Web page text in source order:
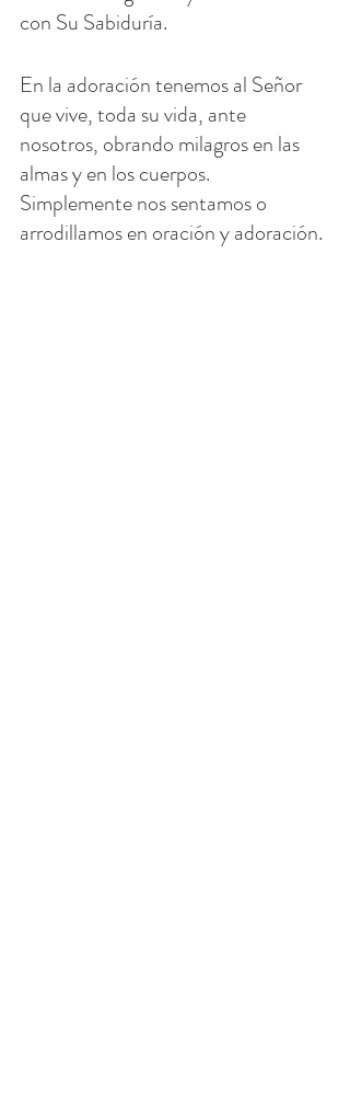
con Su Sabiduría.
En la adoración tenemos al Señor
que vive, toda su vida, ante
nosotros, obrando milagros en las
almas y en los cuerpos.
Simplemente nos sentamos o
arrodillamos en oración y adoración.